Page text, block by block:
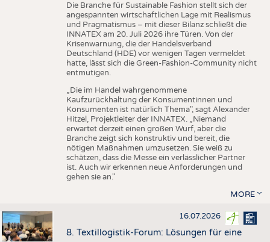
Die Branche für Sustainable Fashion stellt sich der
angespannten wirtschaftlichen Lage mit Realismus
und Pragmatismus – mit dieser Bilanz schließt die
INNATEX am 20. Juli 2026 ihre Türen. Von der
Krisenwarnung, die der Handelsverband
Deutschland (HDE) vor wenigen Tagen vermeldet
hatte, lässt sich die Green-Fashion-Community nicht
entmutigen.
„Die im Handel wahrgenommene
Kaufzurückhaltung der Konsumentinnen und
Konsumenten ist natürlich Thema", sagt Alexander
Hitzel, Projektleiter der INNATEX. „Niemand
erwartet derzeit einen großen Wurf, aber die
Branche zeigt sich konstruktiv und bereit, die
nötigen Maßnahmen umzusetzen. Sie weiß zu
schätzen, dass die Messe ein verlässlicher Partner
ist. Auch wir erkennen neue Anforderungen und
gehen sie an."
MORE
16.07.2026
8. Textillogistik-Forum: Lösungen für eine